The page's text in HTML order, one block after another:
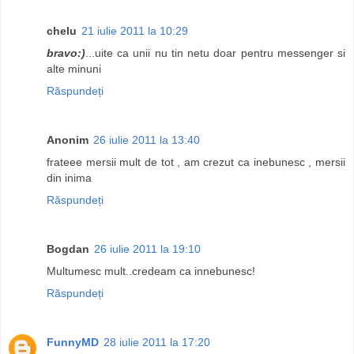
chelu 21 iulie 2011 la 10:29
bravo:)...uite ca unii nu tin netu doar pentru messenger si
alte minuni
Răspundeți
Anonim 26 iulie 2011 la 13:40
frateee mersii mult de tot , am crezut ca inebunesc , mersii
din inima
Răspundeți
Bogdan 26 iulie 2011 la 19:10
Multumesc mult..credeam ca innebunesc!
Răspundeți
FunnyMD 28 iulie 2011 la 17:20